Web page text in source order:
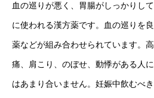
血の巡りが悪く、胃腸がしっかりし
に使われる漢方薬です。血の巡りを
薬などが組み合わせられています。
痛、肩こり、のぼせ、動悸がある人
はあまり合いません。妊娠中飲むべ